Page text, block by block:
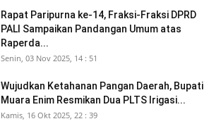
Rapat Paripurna ke-14, Fraksi-Fraksi DPRD
PALI Sampaikan Pandangan Umum atas
Raperda...
Senin, 03 Nov 2025, 14 : 51
Wujudkan Ketahanan Pangan Daerah, Bupati
Muara Enim Resmikan Dua PLTS Irigasi...
Kamis, 16 Okt 2025, 22 : 39